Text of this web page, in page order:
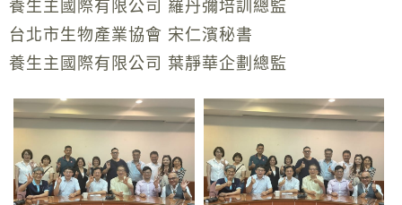
養生主國際有限公司 羅丹彌培訓總監
台北市生物產業協會 宋仁濱秘書
養生主國際有限公司 葉靜華企劃總監